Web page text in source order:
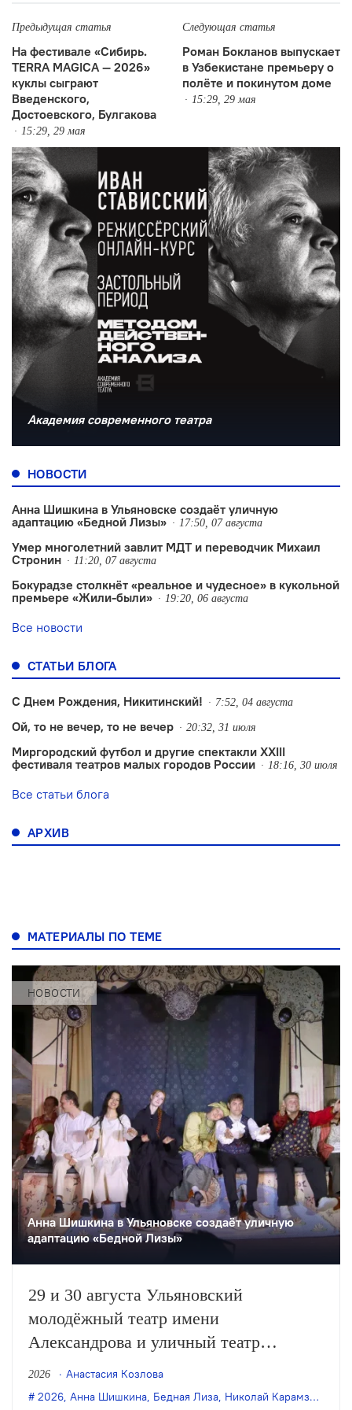
Предыдущая статья
На фестивале «Сибирь.
TERRA MAGICA — 2026»
куклы сыграют
Введенского,
Достоевского, Булгакова
15:29, 29 мая
Следующая статья
Роман Бокланов выпускает
в Узбекистане премьеру о
полёте и покинутом доме
15:29, 29 мая
Академия современного театра
НОВОСТИ
Анна Шишкина в Ульяновске создаëт уличную
адаптацию «Бедной Лизы»
17:50, 07 августа
Умер многолетний завлит МДТ и переводчик Михаил
Стронин
11:20, 07 августа
Бокурадзе столкнëт «реальное и чудесное» в кукольной
премьере «Жили-были»
19:20, 06 августа
Все новости
СТАТЬИ БЛОГА
С Днем Рождения, Никитинский! 7:52, 04 августа
Ой, то не вечер, то не вечер 20:32, 31 июля
Миргородский футбол и другие спектакли XXIII
фестиваля театров малых городов России
18:16, 30 июля
Все статьи блога
АРХИВ
МАТЕРИАЛЫ ПО ТЕМЕ
НОВОСТИ
Анна Шишкина в Ульяновске создаëт уличную
адаптацию «Бедной Лизы»
29 и 30 августа Ульяновский
молодёжный театр имени
Александрова и уличный театр
«Странствующие куклы господина
Пэжо» из Санкт-Петербурга покажут
2026
Анастасия Козлова
2026, Анна Шишкина, Бедная Лиза, Николай Карамзин